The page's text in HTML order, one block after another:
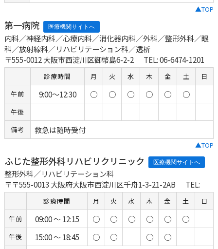
▲TOP
第一病院
内科／神経内科／心療内科／消化器内科／外科／整形外科／眼
科／放射線科／リハビリテーション科／透析
〒555-0012 大阪市西淀川区御幣島6-2-2
TEL: 06-6474-1201
診療時間 月 火 水 木 金 土
日
午前
9:00～12:30 ○ ○ ○ ○ ○ ○
午後
備考
救急は随時受付
▲TOP
ふじた整形外科リハビリクリニック
整形外科／リハビリテーション科
〒〒555-0013 大阪府大阪市西淀川区千舟1-3-21-2AB
TEL:
診療時間 月 火 水 木 金 土
日
午前
09:00 ～ 12:15 ○ ○ ○ ○ ○ ○
午後 15:00 ～ 18:45 ○ ○ ○ ○